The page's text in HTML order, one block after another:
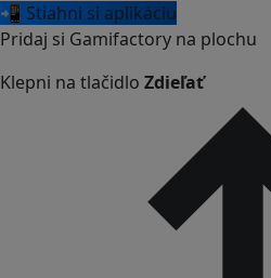
📲 Stiahni si aplikáciu
Pridaj si Gamifactory na plochu
Klepni na tlačidlo Zdieľať